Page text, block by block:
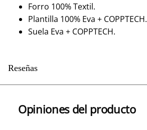
Forro 100% Textil.
Plantilla 100% Eva + COPPTECH.
Suela Eva + COPPTECH.
Reseñas
Opiniones del producto